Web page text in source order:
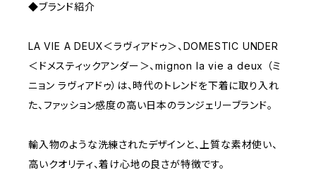
◆ブランド紹介
LA VIE A DEUX＜ラヴィアドゥ＞、DOMESTIC UNDER
＜ドメスティックアンダー＞、mignon la vie a deux （ミ
ニョン ラヴィアドゥ）は、時代のトレンドを下着に取り入れ
た、ファッション感度の高い日本のランジェリーブランド。
輸入物のような洗練されたデザインと、上質な素材使い、
高いクオリティ、着け心地の良さが特徴です。